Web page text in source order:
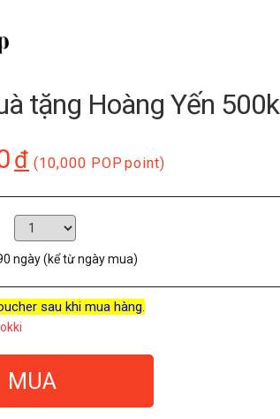
tặng Hoàng Yến 500k
đ (10,000 POP point)
ngày (kể từ ngày mua)
sau khi mua hàng.
MUA